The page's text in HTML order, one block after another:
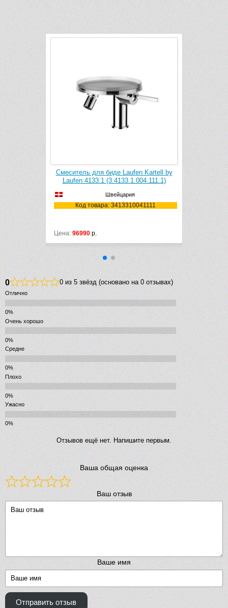
Смеситель для биде Laufen Kartell by
Laufen 4133.1 (3.4133.1.004.111.1)
Швейцария
Код товара: 3413310041111
Цена: 96990 р.
0 0 из 5 звёзд (основано на 0 отзывах)
Отлично
Очень хорошо
Средне
Плохо
Ужасно
Отзывов ещё нет. Напишите первым.
Ваша общая оценка
Ваш отзыв
Ваше имя
Отправить отзыв